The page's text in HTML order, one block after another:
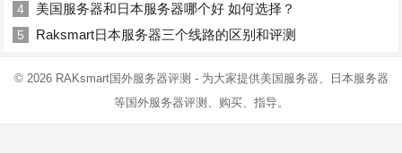
4 美国服务器和日本服务器哪个好 如何选择？
5 Raksmart日本服务器三个线路的区别和评测
© 2026 RAKsmart国外服务器评测 - 为大家提供美国服务器、日本服务器
等国外服务器评测、购买、指导。